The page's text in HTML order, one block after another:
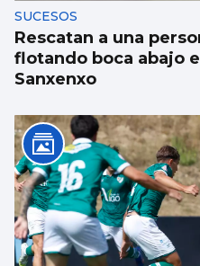
SUCESOS
Rescatan a una
flotando boca abajo
Sanxenxo